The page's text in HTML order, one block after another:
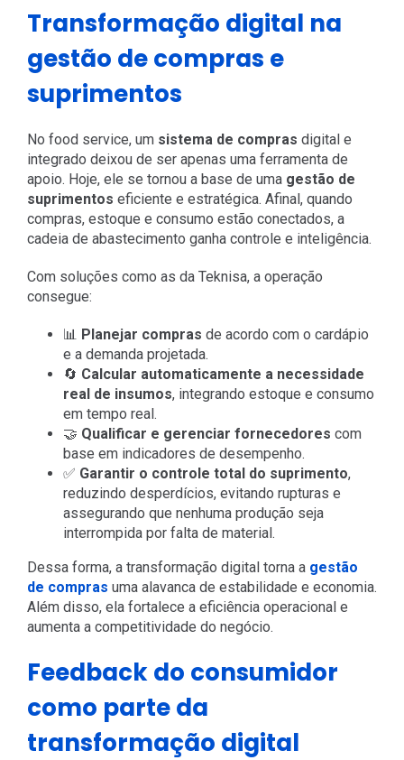
Transformação digital na
gestão de compras e
suprimentos
No food service, um sistema de compras digital e
integrado deixou de ser apenas uma ferramenta de
apoio. Hoje, ele se tornou a base de uma gestão de
suprimentos eficiente e estratégica. Afinal, quando
compras, estoque e consumo estão conectados, a
cadeia de abastecimento ganha controle e inteligência.
Com soluções como as da Teknisa, a operação
consegue:
📊 Planejar compras de acordo com o cardápio
e a demanda projetada.
🔄 Calcular automaticamente a necessidade
real de insumos, integrando estoque e consumo
em tempo real.
🤝 Qualificar e gerenciar fornecedores com
base em indicadores de desempenho.
✅ Garantir o controle total do suprimento,
reduzindo desperdícios, evitando rupturas e
assegurando que nenhuma produção seja
interrompida por falta de material.
Dessa forma, a transformação digital torna a gestão
de compras uma alavanca de estabilidade e economia.
Além disso, ela fortalece a eficiência operacional e
aumenta a competitividade do negócio.
Feedback do consumidor
como parte da
transformação digital